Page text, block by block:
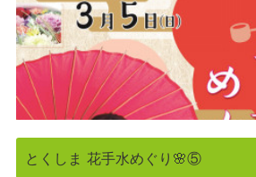
とくしま 花手水めぐり🌸⑤